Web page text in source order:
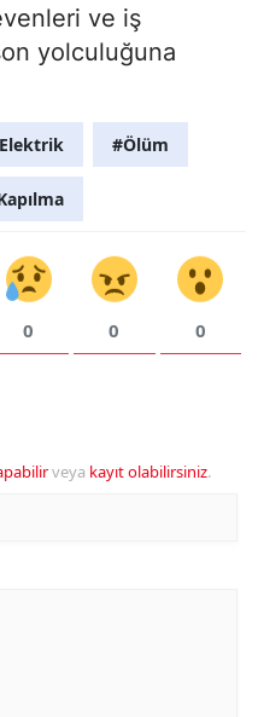
ve iş
yolculuğuna
#Ölüm
0 0 0
veya kayıt olabilirsiniz.